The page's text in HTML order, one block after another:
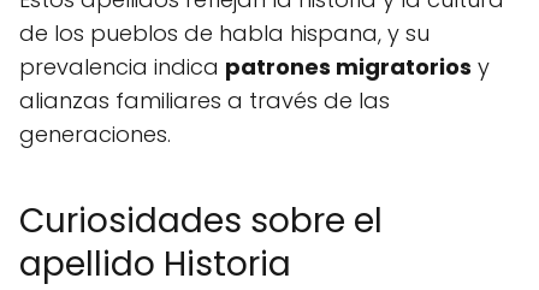
de los pueblos de habla hispana, y su
prevalencia indica patrones migratorios y
alianzas familiares a través de las
generaciones.
Curiosidades sobre el
apellido Historia